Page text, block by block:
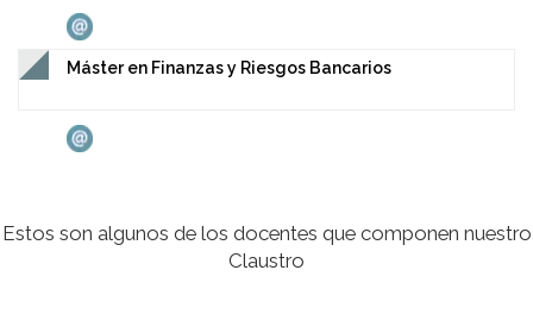
Máster en Finanzas y Riesgos Bancarios
Estos son algunos de los docentes que componen nuestro
Claustro